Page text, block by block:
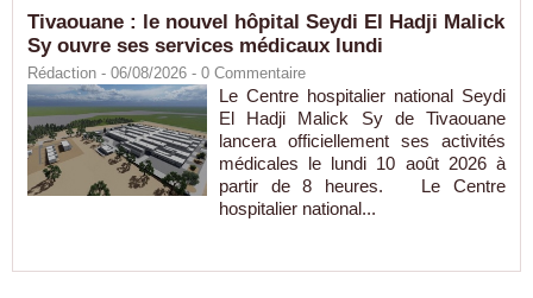
Tivaouane : le nouvel hôpital Seydi El Hadji Malick
Sy ouvre ses services médicaux lundi
Rédaction - 06/08/2026 - 0 Commentaire
Le Centre hospitalier national Seydi
El Hadji Malick Sy de Tivaouane
lancera officiellement ses activités
médicales le lundi 10 août 2026 à
partir de 8 heures. Le Centre
hospitalier national...